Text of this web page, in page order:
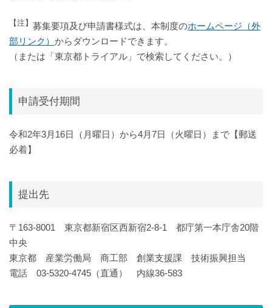
【注】 募集要項及び申請書様式は、本制度のホームページ（外
部リンク） からダウンロードできます。
（または「東京都トライアル」で検索してください。）
申請受付期間
令和2年3月16日（月曜日）から4月7日（火曜日）まで【郵送
必着】
提出先
〒163-8001 東京都新宿区西新宿2-8-1 都庁第一本庁舎20階
中央
東京都 産業労働局 商工部 創業支援課 技術振興担当
電話 03-5320-4745（直通） 内線36-583